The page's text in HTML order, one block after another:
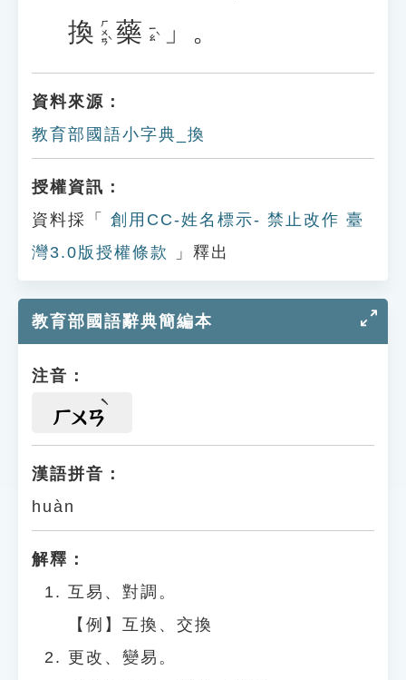
換 ㄏㄨㄢˋ 藥 ㄧㄠˋ 」。
資料來源：
教育部國語小字典_換
授權資訊：
資料採「
創用CC-姓名標示- 禁止改作 臺
灣3.0版授權條款
」釋出
教育部國語辭典簡編本
注音：
ㄏㄨㄢ
漢語拼音：
huàn
解釋：
互易、對調。
【例】互換、交換
更改、變易。